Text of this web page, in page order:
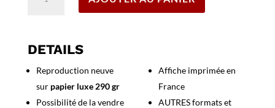
Bretagne
DETAILS
Reproduction neuve
sur papier luxe 290 gr
Possibilité de la vendre
Affiche imprimée en
France
AUTRES formats et